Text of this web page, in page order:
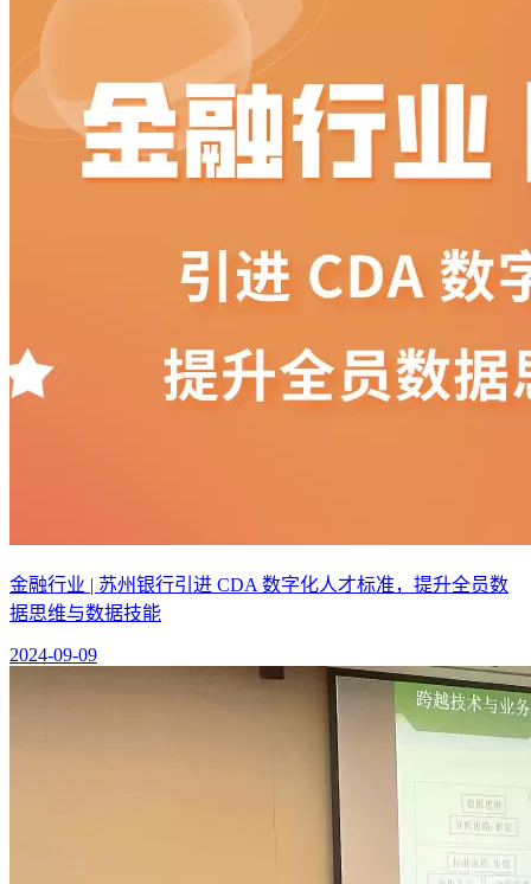
金融行业 | 苏州银行引进 CDA 数字化人才标准，提升全员数
据思维与数据技能
2024-09-09